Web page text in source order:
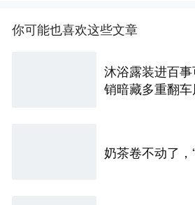
你可能也喜欢这些文章
沐浴露装进百
销暗藏多重翻
奶茶卷不动了，